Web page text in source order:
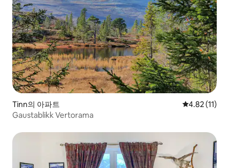
Tinn의 아파트 평점 4.82점
4.82 (11)
Gaustablikk Vertorama